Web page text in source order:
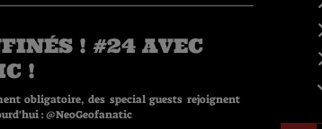
! #24 AVEC
!
obligatoire, des special guests rejoignent
de play-lists. Aujourd'hui : @NeoGeofanatic